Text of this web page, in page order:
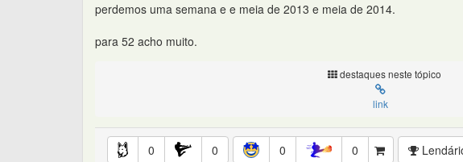
perdemos uma semana e e meia de 2013 e meia de 2014.
para 52 acho muito.
destaques neste tópico
link
0 0 0 0